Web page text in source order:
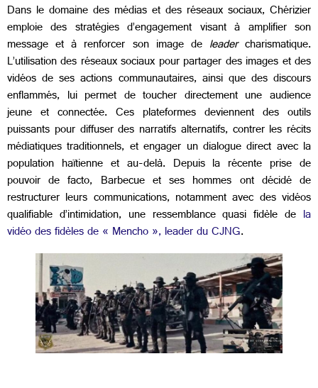
Dans le domaine des médias et des réseaux sociaux, Chérizier
emploie des stratégies d’engagement visant à amplifier son
message et à renforcer son image de leader charismatique.
L’utilisation des réseaux sociaux pour partager des images et des
vidéos de ses actions communautaires, ainsi que des discours
enflammés, lui permet de toucher directement une audience
jeune et connectée. Ces plateformes deviennent des outils
puissants pour diffuser des narratifs alternatifs, contrer les récits
médiatiques traditionnels, et engager un dialogue direct avec la
population haïtienne et au-delà. Depuis la récente prise de
pouvoir de facto, Barbecue et ses hommes ont décidé de
restructurer leurs communications, notamment avec des vidéos
qualifiable d’intimidation, une ressemblance quasi fidèle de la
vidéo des fidèles de « Mencho », leader du CJNG.